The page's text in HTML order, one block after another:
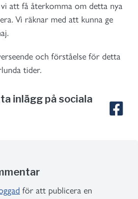
att få återkomma om detta nya
Vi räknar med att kunna ge
och förståelse för detta
tider.
inlägg på sociala
för att publicera en